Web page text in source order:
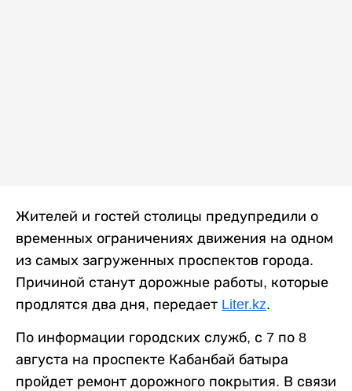
Жителей и гостей столицы предупредили о
временных ограничениях движения на одном
из самых загруженных проспектов города.
Причиной станут дорожные работы, которые
продлятся два дня, передает Liter.kz.
По информации городских служб, с 7 по 8
августа на проспекте Кабанбай батыра
пройдет ремонт дорожного покрытия. В связи